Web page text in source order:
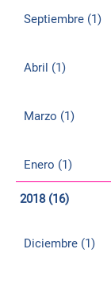
Septiembre (1)
Abril (1)
Marzo (1)
Enero (1)
2018 (16)
Diciembre (1)